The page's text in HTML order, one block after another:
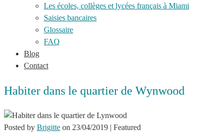
Les écoles, collèges et lycées français à Miami
Saisies bancaires
Glossaire
FAQ
Blog
Contact
Habiter dans le quartier de Wynwood
Posted by Brigitte on 23/04/2019 | Featured